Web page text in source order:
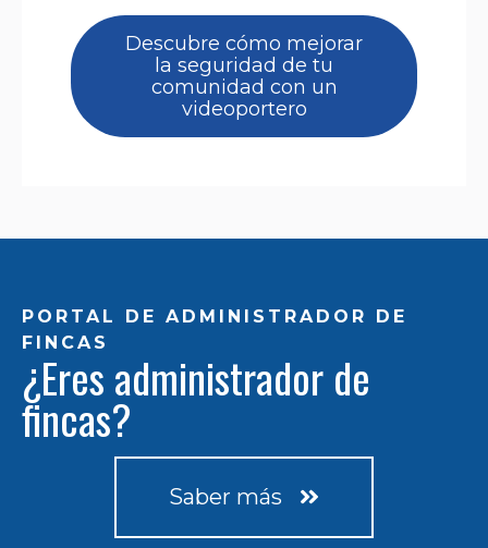
PORTAL DE ADMINISTRADOR DE
FINCAS
¿Eres administrador de
fincas?
Saber más